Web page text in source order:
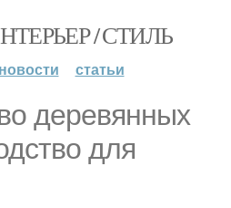
/ СТИЛЬ
новости статьи
деревянных
для